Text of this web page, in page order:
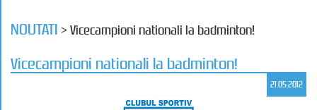
NOUTATI > Vicecampioni nationali la badminton!
Vicecampioni nationali la badminton!
21.05.2012